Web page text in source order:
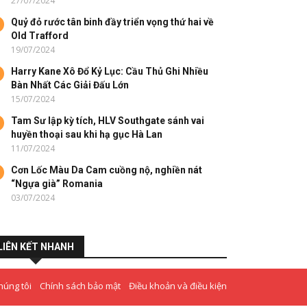
Quỷ đỏ rước tân binh đầy triển vọng thứ hai về
Old Trafford
19/07/2024
Harry Kane Xô Đổ Kỷ Lục: Cầu Thủ Ghi Nhiều
Bàn Nhất Các Giải Đấu Lớn
15/07/2024
Tam Sư lập kỳ tích, HLV Southgate sánh vai
huyền thoại sau khi hạ gục Hà Lan
11/07/2024
Cơn Lốc Màu Da Cam cuồng nộ, nghiền nát
“Ngựa già” Romania
03/07/2024
LIÊN KẾT NHANH
tôi Chính sách bảo mật Điều khoản và điều kiện